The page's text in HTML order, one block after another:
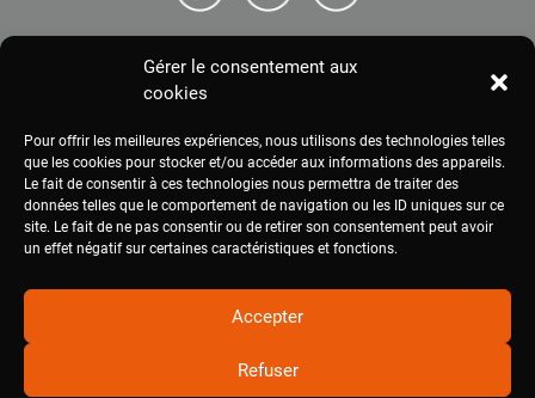
Gérer le consentement aux
cookies
Pour offrir les meilleures expériences, nous utilisons des technologies telles
que les cookies pour stocker et/ou accéder aux informations des appareils.
Le fait de consentir à ces technologies nous permettra de traiter des
données telles que le comportement de navigation ou les ID uniques sur ce
site. Le fait de ne pas consentir ou de retirer son consentement peut avoir
un effet négatif sur certaines caractéristiques et fonctions.
Accepter
Refuser
ME CONNECTER
ESPACE PRESSE
MENTIONS LÉGALES